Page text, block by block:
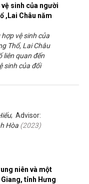
sinh của người
,Lai Châu năm
vệ sinh của
Thổ, Lai Châu
liên quan đến
sinh của đối
niên và một
tỉnh Hưng
; Advisor:
Hòa (2023)